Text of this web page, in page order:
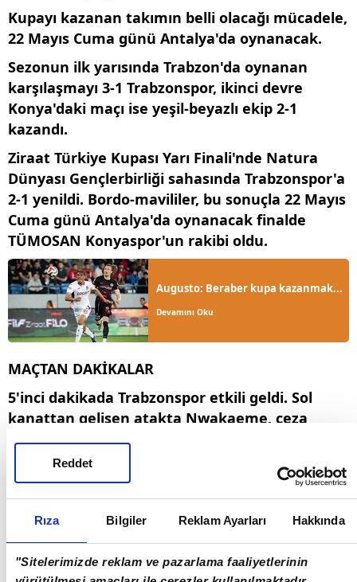
Rıza Bilgiler Reklam Ayarları Hakkında
"Sitelerimizde reklam ve pazarlama faaliyetlerinin
Reddet
Kupayı kazanan takımın belli olacağı mücadele,
22 Mayıs Cuma günü Antalya'da oynanacak.
Sezonun ilk yarısında Trabzon'da oynanan
karşılaşmayı 3-1 Trabzonspor, ikinci devre
Konya'daki maçı ise yeşil-beyazlı ekip 2-1
kazandı.
Ziraat Türkiye Kupası Yarı Finali'nde Natura
Dünyası Gençlerbirliği sahasında Trabzonspor'a
2-1 yenildi. Bordo-mavililer, bu sonuçla 22 Mayıs
Cuma günü Antalya'da oynanacak finalde
TÜMOSAN Konyaspor'un rakibi oldu.
Augusto: Beraber kupa kazanmak...
Devamını Oku
MAÇTAN DAKİKALAR
5'inci dakikada Trabzonspor etkili geldi. Sol
kanattan gelişen atakta Nwakaeme, ceza
sahasına girdikten sonra ortasını yaptı.
Savunma son anda araya girdi.
11'inci dakikada Nwakaeme'nin sol kanattan
istediği top savunmaya çarparak tehlike
bölgesinden çıktı.